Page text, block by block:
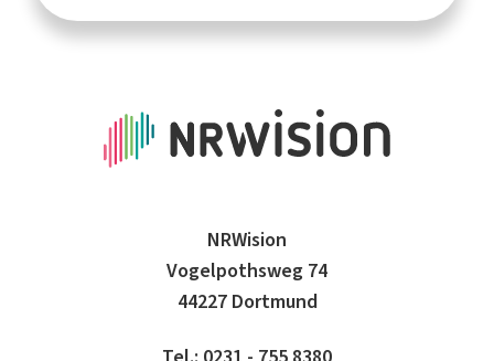
NRWision
Vogelpothsweg 74
44227 Dortmund